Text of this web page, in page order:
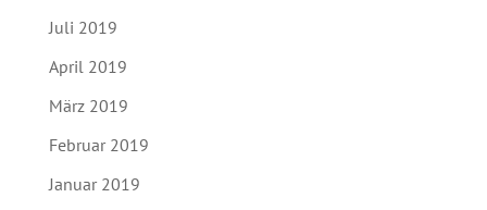
Juli 2019
April 2019
März 2019
Februar 2019
Januar 2019